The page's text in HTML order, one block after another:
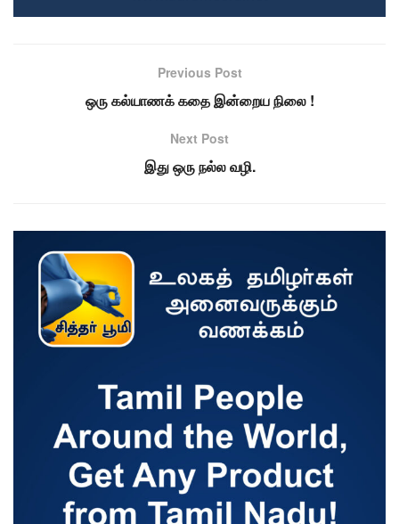
Previous Post
ஒரு கல்யாணக் கதை இன்றைய நிலை !
Next Post
இது ஒரு நல்ல வழி.